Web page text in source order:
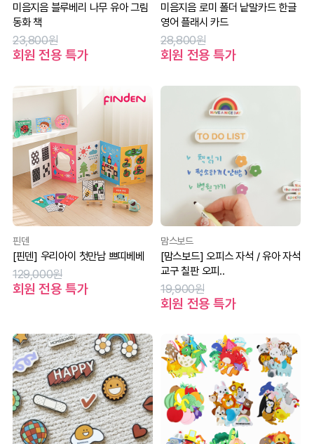
미음지음 블루베리 나무 유아 그림
동화 책
23,800원
회원 전용 특가
미음지음 로미 폴더 낱말카드 한글
영어 플래시 카드
28,800원
회원 전용 특가
핀덴
[핀덴] 우리아이 첫만남 쁘띠베베
129,000원
회원 전용 특가
맘스보드
[맘스보드] 오피스 자석 / 유아 자석
교구 칠판 오피..
19,900원
회원 전용 특가